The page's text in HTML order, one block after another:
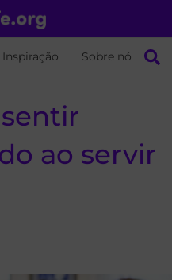
Inspiração Sobre nós
ao servir